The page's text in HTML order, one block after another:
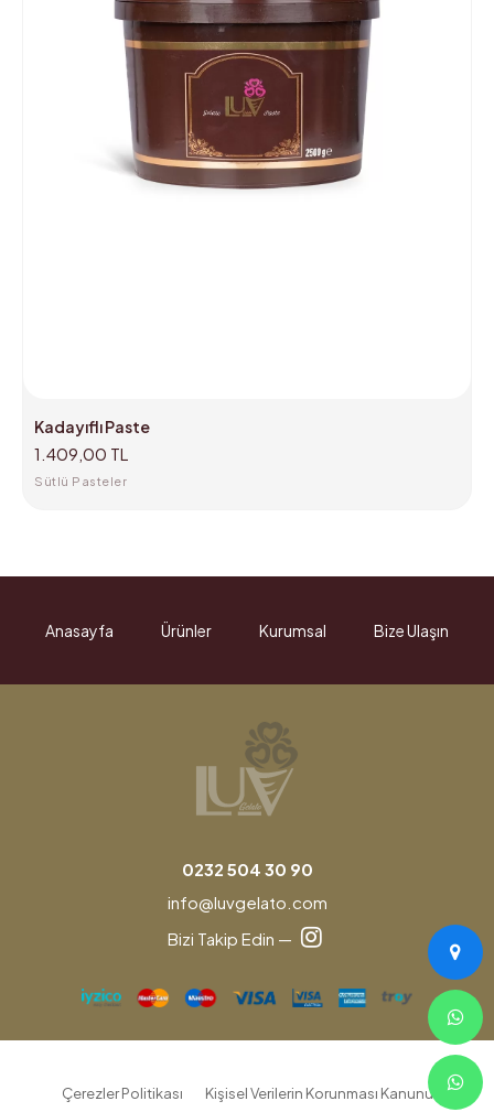
Kadayıflı Paste
1.409,00 TL
Sütlü Pasteler
Anasayfa Ürünler Kurumsal Bize Ulaşın
0232 504 30 90
info@luvgelato.com
Bizi Takip Edin —
Çerezler Politikası Kişisel Verilerin Korunması Kanunu